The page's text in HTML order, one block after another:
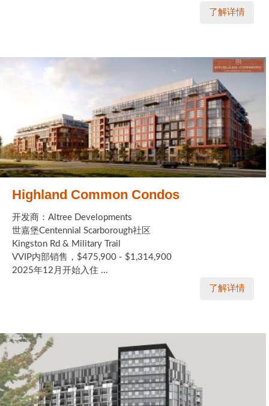
了解详情
Highland Common Condos
开发商：Altree Developments
世嘉堡Centennial Scarborough社区
Kingston Rd & Military Trail
VVIP内部销售，$475,900 - $1,314,900
2025年12月开始入住 ...
了解详情